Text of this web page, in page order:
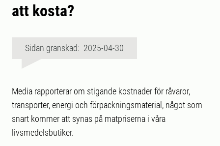
att kosta?
Sidan granskad: 2025-04-30
Media rapporterar om stigande kostnader för råvaror,
transporter, energi och förpackningsmaterial, något som
snart kommer att synas på matpriserna i våra
livsmedelsbutiker.